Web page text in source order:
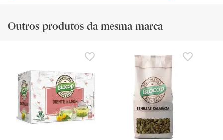
Outros produtos da mesma marca